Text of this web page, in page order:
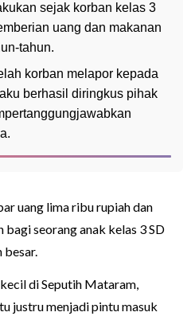
sejak korban kelas 3
uang dan makanan
tahun.
korban melapor kepada
berhasil diringkus pihak
uang lima ribu rupiah dan
seorang anak kelas 3 SD
besar.
di Seputih Mataram,
justru menjadi pintu masuk